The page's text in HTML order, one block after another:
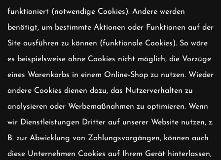
funktioniert (notwendige Cookies). Andere werden
benötigt, um bestimmte Aktionen oder Funktionen auf der
Site ausführen zu können (funktionale Cookies). So wäre
es beispielsweise ohne Cookies nicht möglich, die Vorzüge
eines Warenkorbs in einem Online-Shop zu nutzen. Wieder
andere Cookies dienen dazu, das Nutzerverhalten zu
analysieren oder Werbemaßnahmen zu optimieren. Wenn
wir Dienstleistungen Dritter auf unserer Website nutzen, z.
B. zur Abwicklung von Zahlungsvorgängen, können auch
diese Unternehmen Cookies auf Ihrem Gerät hinterlassen,